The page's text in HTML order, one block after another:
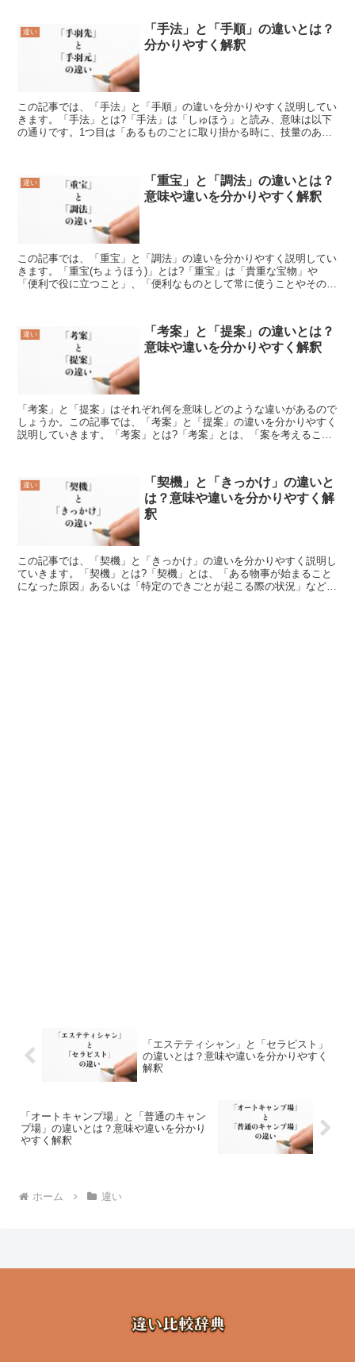
違い
「手法」と「手順」の違いとは？
分かりやすく解釈
この記事では、「手法」と「手順」の違いを分かりやすく説明してい
きます。「手法」とは?「手法」は「しゅほう」と読み、意味は以下
の通りです。1つ目は「あるものごとに取り掛かる時に、技量のある
違い
「重宝」と「調法」の違いとは？
意味や違いを分かりやすく解釈
この記事では、「重宝」と「調法」の違いを分かりやすく説明してい
きます。「重宝(ちょうほう)」とは?「重宝」は「貴重な宝物」や
「便利で役に立つこと」、「便利なものとして常に使うことやその
違い
「考案」と「提案」の違いとは？
意味や違いを分かりやすく解釈
「考案」と「提案」はそれぞれ何を意味しどのような違いがあるので
しょうか。この記事では、「考案」と「提案」の違いを分かりやすく
説明していきます。「考案」とは?「考案」とは、「案を考えるこ
違い
「契機」と「きっかけ」の違いと
は？意味や違いを分かりやすく解
釈
この記事では、「契機」と「きっかけ」の違いを分かりやすく説明し
ていきます。「契機」とは?「契機」とは、「ある物事が始まること
になった原因」あるいは「特定のできごとが起こる際の状況」などを
「エステティシャン」と「セラピスト」
の違いとは？意味や違いを分かりやすく
解釈
「オートキャンプ場」と「普通のキャン
プ場」の違いとは？意味や違いを分かり
やすく解釈
ホーム 違い